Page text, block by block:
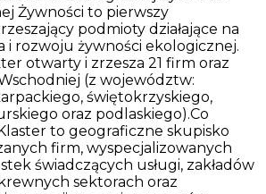
Żywności to pierwszy
podmioty działające na
i rozwoju żywności ekologicznej.
otwarty i zrzesza 21 firm oraz
(z województw:
świętokrzyskiego,
oraz podlaskiego).Co
to geograficzne skupisko
firm, wyspecjalizowanych
świadczących usługi, zakładów
sektorach oraz